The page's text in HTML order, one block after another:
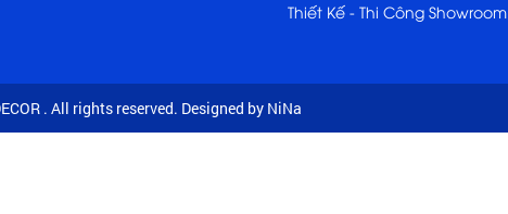
Thiết Kế - Thi Công Showroom
. All rights reserved. Designed by NiNa